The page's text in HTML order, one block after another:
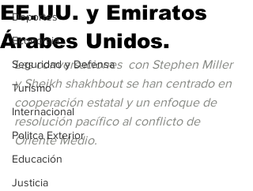
Deportes
Economia
Seguridad y Defensa
Turismo
Internacional
Politca Exterior
Educación
Justicia
EE.UU. y Emiratos
Árabes Unidos.
Las conversaciones  con Stephen Miller
y Sheikh shakhbout se han centrado en
cooperación estatal y un enfoque de
resolución pacífico al conflicto de
Oriente Medio.